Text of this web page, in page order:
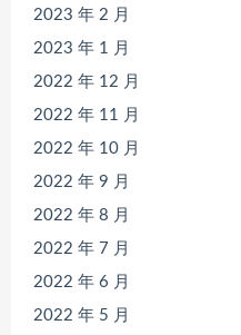
2023 年 2 月
2023 年 1 月
2022 年 12 月
2022 年 11 月
2022 年 10 月
2022 年 9 月
2022 年 8 月
2022 年 7 月
2022 年 6 月
2022 年 5 月